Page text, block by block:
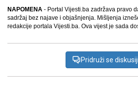
NAPOMENA - Portal Vijesti.ba zadržava pravo
sadržaj bez najave i objašnjenja. Mišljenja
redakcije portala Vijesti.ba. Ova vijest je sada
Pridruži se